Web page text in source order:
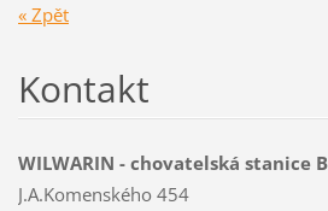
« Zpět
Kontakt
WILWARIN - chovatelská stanice
J.A.Komenského 454